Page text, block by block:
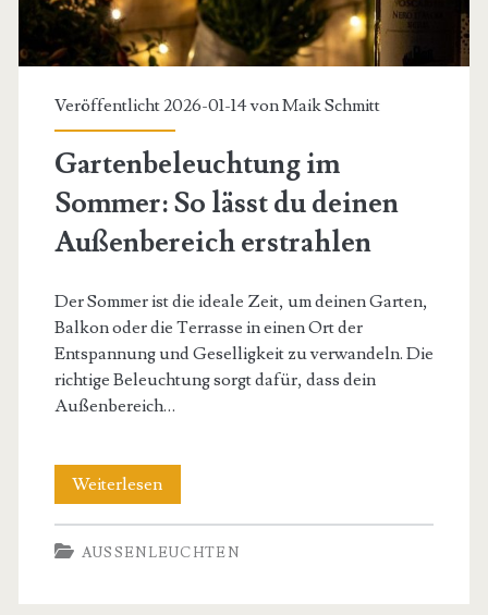
deiner
Leuchten
Veröffentlicht 2026-01-14 vonMaik Schmitt
Gartenbeleuchtung im
Sommer: So lässt du deinen
Außenbereich erstrahlen
Der Sommer ist die ideale Zeit, um deinen Garten,
Balkon oder die Terrasse in einen Ort der
Entspannung und Geselligkeit zu verwandeln. Die
richtige Beleuchtung sorgt dafür, dass dein
Außenbereich…
WeiterlesenGartenbeleuchtung
im
Sommer:
AUSSENLEUCHTEN